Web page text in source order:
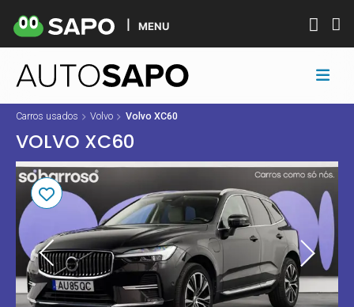
MENU
Carros usados Volvo Volvo XC60
VOLVO XC60